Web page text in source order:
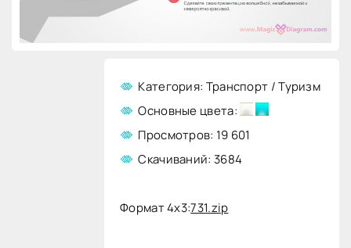
Категория: Транспорт / Туризм
Основные цвета:
Просмотров: 19 601
Скачиваний: 3684
Формат 4x3:731.zip